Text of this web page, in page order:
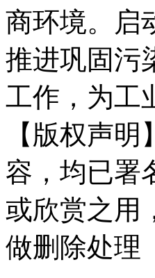
商环境。启
推进巩固污
工作，为工
【版权声
容，均已署
或欣赏之用
做删除处理